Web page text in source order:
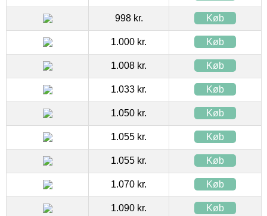
998 kr. Køb
1.000 kr. Køb
1.008 kr. Køb
1.033 kr. Køb
1.050 kr. Køb
1.055 kr. Køb
1.055 kr. Køb
1.070 kr. Køb
1.090 kr. Køb